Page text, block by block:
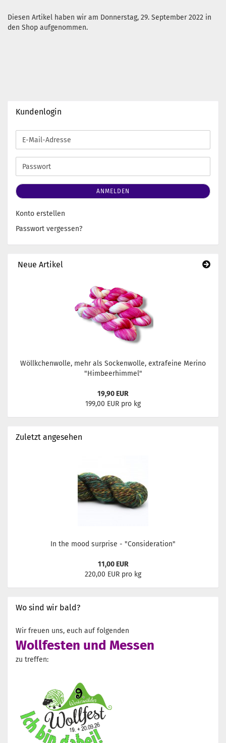
Diesen Artikel haben wir am Donnerstag, 29. September 2022 in
den Shop aufgenommen.
Kundenlogin
E-
Mail-
Adresse
Passwort
ANMELDEN
Konto erstellen
Passwort vergessen?
Neue Artikel
Wöllkchenwolle, mehr als Sockenwolle, extrafeine Merino
"Himbeerhimmel"
19,90 EUR
199,00 EUR pro kg
Zuletzt angesehen
In the mood surprise - "Consideration"
11,00 EUR
220,00 EUR pro kg
Wo sind wir bald?
Wir freuen uns, euch auf folgenden
Wollfesten und Messen
zu treffen: